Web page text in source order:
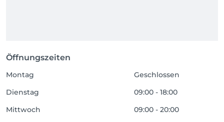
Öffnungszeiten
Montag
Geschlossen
Dienstag
09:00 - 18:00
Mittwoch
09:00 - 20:00